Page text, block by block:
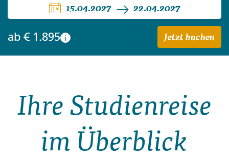
Baskenland ─ Schönheiten des
15.04.2027 22.04.2027
ab € 1.895 i Jetzt buchen
Ihre Studienreise
im Überblick